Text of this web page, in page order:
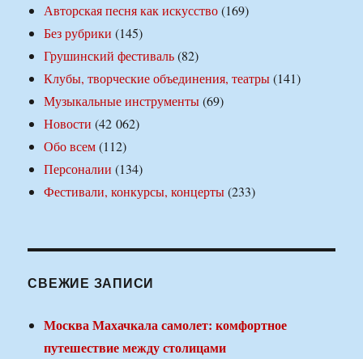
Авторская песня как искусство(169)
Без рубрики (145)
Грушинский фестиваль(82)
Клубы, творческие объединения, театры(141)
Музыкальные инструменты(69)
Новости (42 062)
Обо всем(112)
Персоналии (134)
Фестивали, конкурсы, концерты(233)
СВЕЖИЕ ЗАПИСИ
Москва Махачкала самолет: комфортное
путешествие между столицами